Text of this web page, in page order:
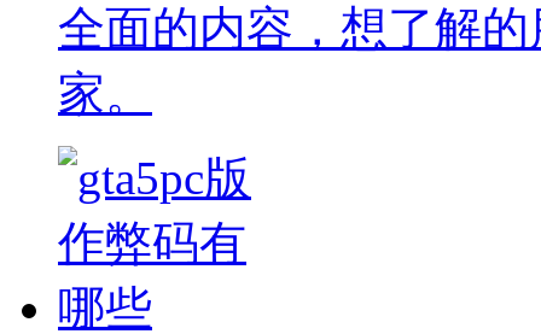
全面的内容，想了解
家。